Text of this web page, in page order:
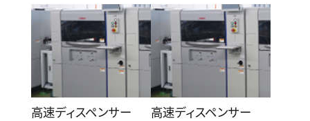
高速ディスペンサー 高速ディスペンサー